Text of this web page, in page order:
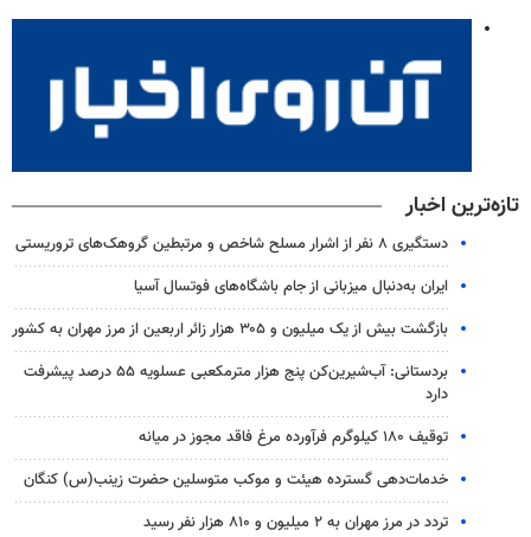
تازه‌ترین اخبار
دستگیری ۸ نفر از اشرار مسلح شاخص و مرتبطین گروهک‌های تروریستی
ایران به‌دنبال میزبانی از جام باشگاه‌های فوتسال آسیا
بازگشت بیش از یک میلیون و ۳۰۵ هزار زائر اربعین از مرز مهران به کشور
بردستانی: آب‌شیرین‌کن پنج هزار مترمکعبی عسلویه ۵۵ درصد پیشرفت
دارد
توقیف ۱۸۰ کیلوگرم فرآورده مرغ فاقد مجوز در میانه
خدمات‌دهی گسترده هیئت و موکب متوسلین حضرت زینب(س) کنگان
تردد در مرز مهران به ۲ میلیون و ۸۱۰ هزار نفر رسید